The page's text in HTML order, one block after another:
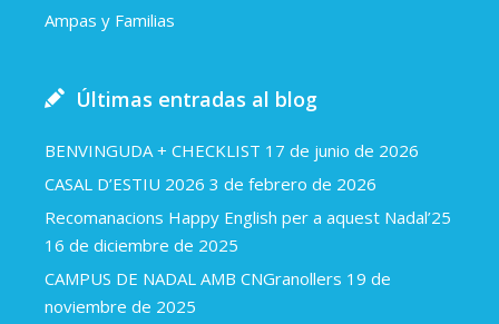
Ampas y Familias
Últimas entradas al blog
BENVINGUDA + CHECKLIST 17 de junio de 2026
CASAL D’ESTIU 2026 3 de febrero de 2026
Recomanacions Happy English per a aquest Nadal’25
16 de diciembre de 2025
CAMPUS DE NADAL AMB CNGranollers 19 de
noviembre de 2025